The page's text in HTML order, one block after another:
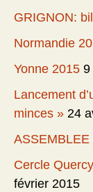
GRIGNON:
Normandie
Yonne 2015 9
Lancement
minces » 24
Cercle
février 2015